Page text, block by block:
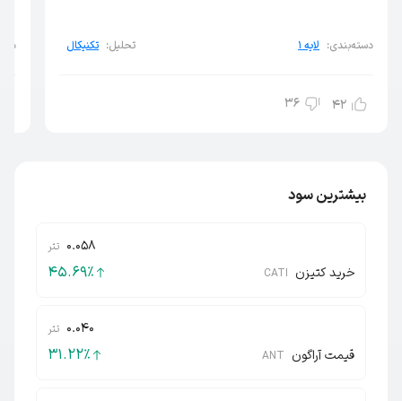
دسته‌بندی: لایه ۱ تحلیل: تکنیکال
42
36
بیشترین سود
0.058 تتر
خرید کتیزن CATI ٪45.69
0.040 تتر
قیمت آراگون ANT ٪31.22